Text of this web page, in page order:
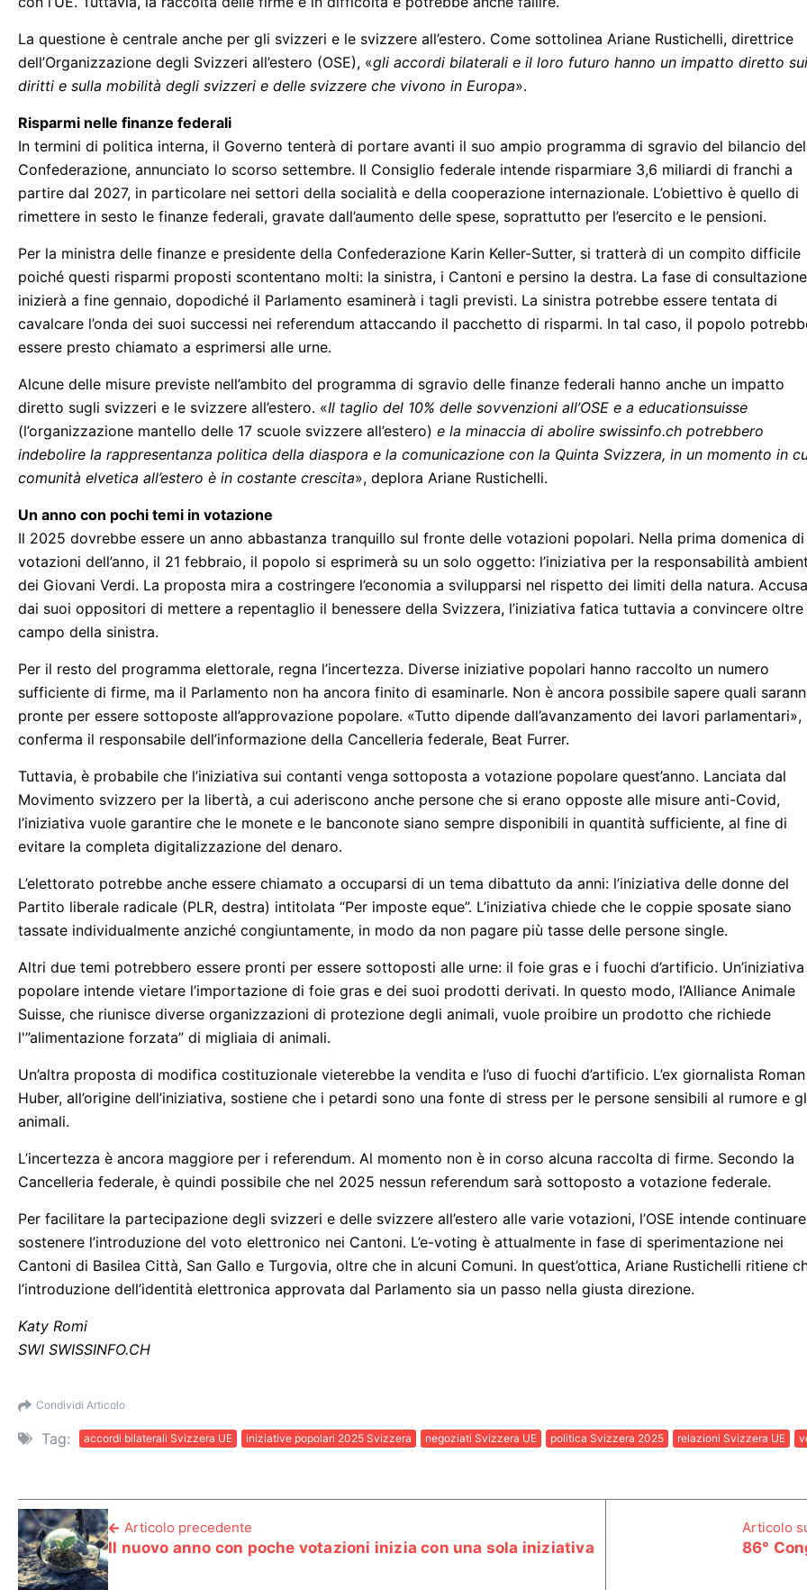
La questione è centrale anche per gli svizzeri e le svizzere all’estero. Come sottolinea Ariane Rustichelli, direttrice
dell’Organizzazione degli Svizzeri all’estero (OSE), «gli accordi bilaterali e il loro futuro hanno un impatto diretto sui
diritti e sulla mobilità degli svizzeri e delle svizzere che vivono in Europa».
Risparmi nelle finanze federali
In termini di politica interna, il Governo tenterà di portare avanti il suo ampio programma di sgravio del bilancio
Confederazione, annunciato lo scorso settembre. Il Consiglio federale intende risparmiare 3,6 miliardi di franchi a
partire dal 2027, in particolare nei settori della socialità e della cooperazione internazionale. L’obiettivo è quello di
rimettere in sesto le finanze federali, gravate dall’aumento delle spese, soprattutto per l’esercito e le pensioni.
Per la ministra delle finanze e presidente della Confederazione Karin Keller-Sutter, si tratterà di un compito difficile
poiché questi risparmi proposti scontentano molti: la sinistra, i Cantoni e persino la destra. La fase di consultazione
inizierà a fine gennaio, dopodiché il Parlamento esaminerà i tagli previsti. La sinistra potrebbe essere tentata di
cavalcare l’onda dei suoi successi nei referendum attaccando il pacchetto di risparmi. In tal caso, il popolo
essere presto chiamato a esprimersi alle urne.
Alcune delle misure previste nell’ambito del programma di sgravio delle finanze federali hanno anche un impatto
diretto sugli svizzeri e le svizzere all’estero. «Il taglio del 10% delle sovvenzioni all’OSE e a educationsuisse
(l’organizzazione mantello delle 17 scuole svizzere all’estero) e la minaccia di abolire swissinfo.ch potrebbero
indebolire la rappresentanza politica della diaspora e la comunicazione con la Quinta Svizzera, in un momento in
comunità elvetica all’estero è in costante crescita», deplora Ariane Rustichelli.
Un anno con pochi temi in votazione
Il 2025 dovrebbe essere un anno abbastanza tranquillo sul fronte delle votazioni popolari. Nella prima domenica di
votazioni dell’anno, il 21 febbraio, il popolo si esprimerà su un solo oggetto: l’iniziativa per la responsabilità
dei Giovani Verdi. La proposta mira a costringere l’economia a svilupparsi nel rispetto dei limiti della natura.
dai suoi oppositori di mettere a repentaglio il benessere della Svizzera, l’iniziativa fatica tuttavia a convincere oltre
campo della sinistra.
Per il resto del programma elettorale, regna l’incertezza. Diverse iniziative popolari hanno raccolto un numero
sufficiente di firme, ma il Parlamento non ha ancora finito di esaminarle. Non è ancora possibile sapere quali
pronte per essere sottoposte all’approvazione popolare. «Tutto dipende dall’avanzamento dei lavori parlamentari»,
conferma il responsabile dell’informazione della Cancelleria federale, Beat Furrer.
Tuttavia, è probabile che l’iniziativa sui contanti venga sottoposta a votazione popolare quest’anno. Lanciata dal
Movimento svizzero per la libertà, a cui aderiscono anche persone che si erano opposte alle misure anti-Covid,
l’iniziativa vuole garantire che le monete e le banconote siano sempre disponibili in quantità sufficiente, al fine di
evitare la completa digitalizzazione del denaro.
L’elettorato potrebbe anche essere chiamato a occuparsi di un tema dibattuto da anni: l’iniziativa delle donne del
Partito liberale radicale (PLR, destra) intitolata “Per imposte eque”. L’iniziativa chiede che le coppie sposate siano
tassate individualmente anziché congiuntamente, in modo da non pagare più tasse delle persone single.
Altri due temi potrebbero essere pronti per essere sottoposti alle urne: il foie gras e i fuochi d’artificio. Un’iniziativa
popolare intende vietare l’importazione di foie gras e dei suoi prodotti derivati. In questo modo, l’Alliance Animale
Suisse, che riunisce diverse organizzazioni di protezione degli animali, vuole proibire un prodotto che richiede
l'”alimentazione forzata” di migliaia di animali.
Un’altra proposta di modifica costituzionale vieterebbe la vendita e l’uso di fuochi d’artificio. L’ex giornalista Roman
Huber, all’origine dell’iniziativa, sostiene che i petardi sono una fonte di stress per le persone sensibili al rumore e
animali.
L’incertezza è ancora maggiore per i referendum. Al momento non è in corso alcuna raccolta di firme. Secondo la
Cancelleria federale, è quindi possibile che nel 2025 nessun referendum sarà sottoposto a votazione federale.
Per facilitare la partecipazione degli svizzeri e delle svizzere all’estero alle varie votazioni, l’OSE intende
sostenere l’introduzione del voto elettronico nei Cantoni. L’e-voting è attualmente in fase di sperimentazione nei
Cantoni di Basilea Città, San Gallo e Turgovia, oltre che in alcuni Comuni. In quest’ottica, Ariane Rustichelli ritiene
l’introduzione dell’identità elettronica approvata dal Parlamento sia un passo nella giusta direzione.
Katy Romi
SWI SWISSINFO.CH
Condividi Articolo
Tag: accordi bilaterali Svizzera UE iniziative popolari 2025 Svizzera negoziati Svizzera UE politica Svizzera 2025 relazioni Svizzera UE
Articolo precedente
Il nuovo anno con poche votazioni inizia con una sola iniziativa
Articolo
86°